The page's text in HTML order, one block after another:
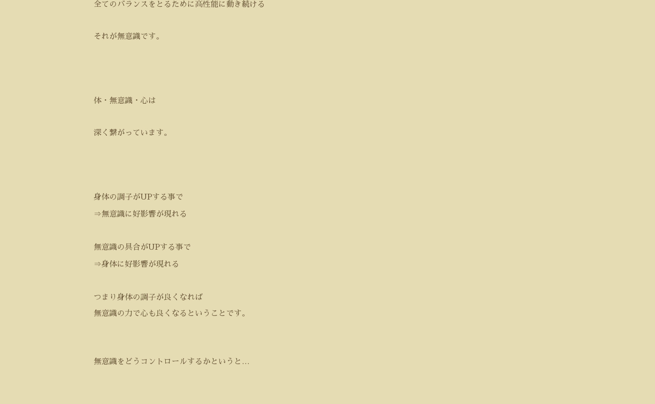
全てのバランスをとるために高性能に動き続ける
それが無意識です。
体・無意識・心は
深く繋がっています。
身体の調子がUPする事で
⇒無意識に好影響が現れる
無意識の具合がUPする事で
⇒身体に好影響が現れる
つまり身体の調子が良くなれば
無意識の力で心も良くなるということです。
無意識をどうコントロールするかというと …